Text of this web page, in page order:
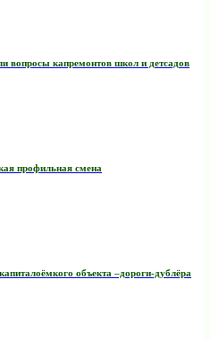
вопросы капремонтов школ и детсадов
профильная смена
объекта –дороги-дублёра